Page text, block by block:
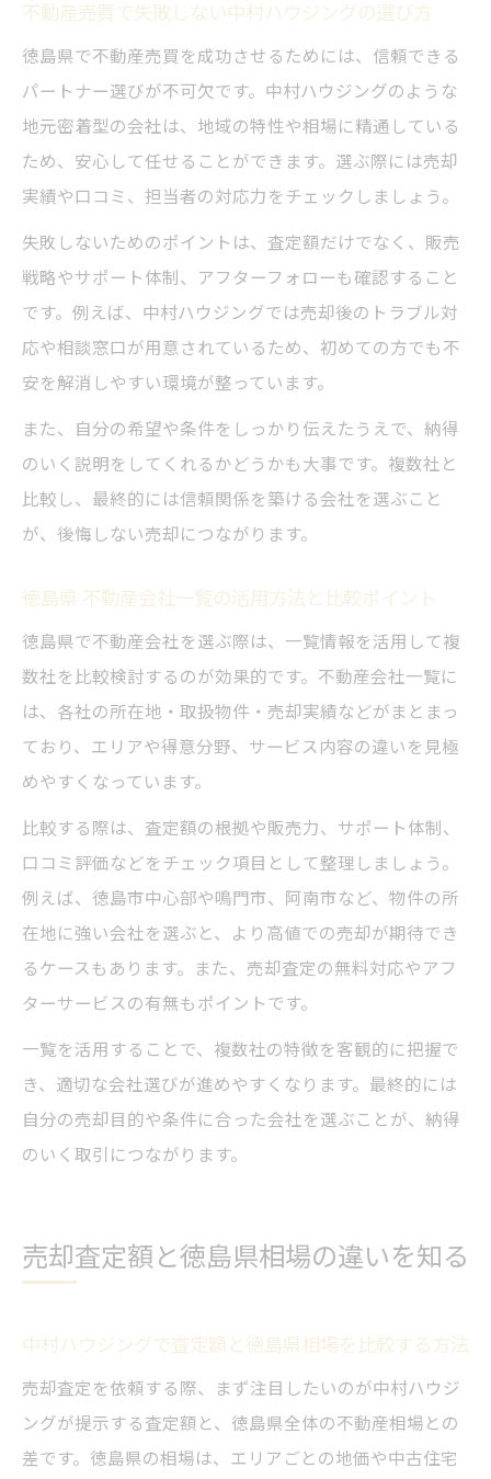
中村ハウジングが教える売却手続きのポイ
ントと注意点
不動産売買で失敗しない中村ハウジングの選び方
徳島県で不動産売買を成功させるためには、信頼できる
パートナー選びが不可欠です。中村ハウジングのような
地元密着型の会社は、地域の特性や相場に精通している
ため、安心して任せることができます。選ぶ際には売却
実績や口コミ、担当者の対応力をチェックしましょう。
失敗しないためのポイントは、査定額だけでなく、販売
戦略やサポート体制、アフターフォローも確認すること
です。例えば、中村ハウジングでは売却後のトラブル対
応や相談窓口が用意されているため、初めての方でも不
安を解消しやすい環境が整っています。
また、自分の希望や条件をしっかり伝えたうえで、納得
のいく説明をしてくれるかどうかも大事です。複数社と
比較し、最終的には信頼関係を築ける会社を選ぶこと
が、後悔しない売却につながります。
徳島県 不動産会社一覧の活用方法と比較ポイント
徳島県で不動産会社を選ぶ際は、一覧情報を活用して複
数社を比較検討するのが効果的です。不動産会社一覧に
は、各社の所在地・取扱物件・売却実績などがまとまっ
ており、エリアや得意分野、サービス内容の違いを見極
めやすくなっています。
比較する際は、査定額の根拠や販売力、サポート体制、
口コミ評価などをチェック項目として整理しましょう。
例えば、徳島市中心部や鳴門市、阿南市など、物件の所
在地に強い会社を選ぶと、より高値での売却が期待でき
るケースもあります。また、売却査定の無料対応やアフ
ターサービスの有無もポイントです。
一覧を活用することで、複数社の特徴を客観的に把握で
き、適切な会社選びが進めやすくなります。最終的には
自分の売却目的や条件に合った会社を選ぶことが、納得
のいく取引につながります。
売却査定額と徳島県相場の違いを知る
中村ハウジングで査定額と徳島県相場を比較する方法
売却査定を依頼する際、まず注目したいのが中村ハウジ
ングが提示する査定額と、徳島県全体の不動産相場との
差です。徳島県の相場は、エリアごとの地価や中古住宅